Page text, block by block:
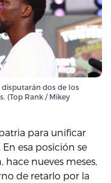
disputarán dos de los
(Top Rank / Mikey
para unificar
esa posición se
nueves meses,
de retarlo por la